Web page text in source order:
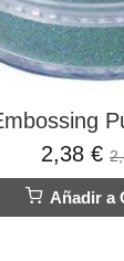
2,38 €
Añadir a